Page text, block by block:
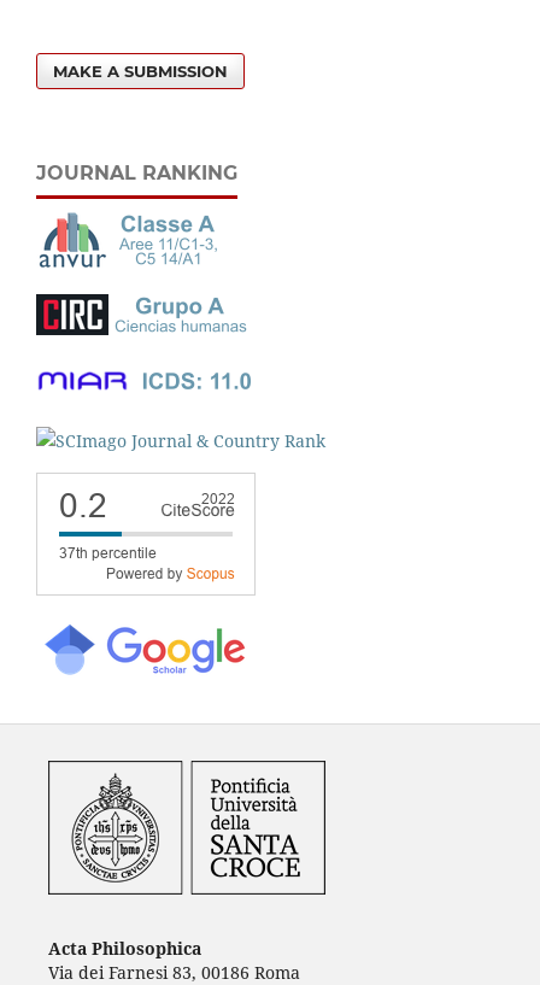
MAKE A SUBMISSION
JOURNAL RANKING
Acta Philosophica
Via dei Farnesi 83, 00186 Roma